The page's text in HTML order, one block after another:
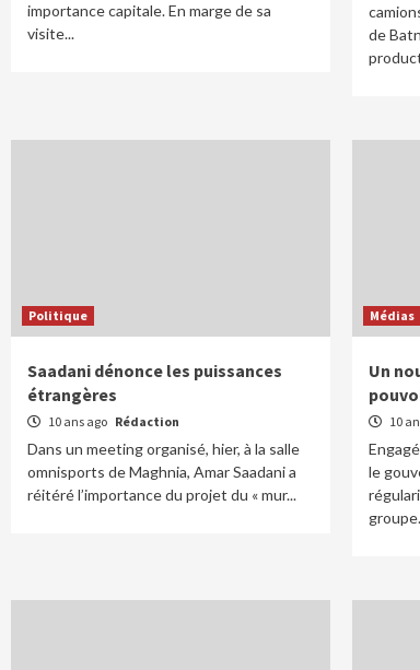
importance capitale. En marge de sa
visite...
de
Politique
Saadani dénonce les puissances
étrangères
10 ans ago Rédaction
Dans un meeting organisé, hier, à la salle
omnisports de Maghnia, Amar Saadani a
réitéré l’importance du projet du « mur...
Médias
Un
10
le